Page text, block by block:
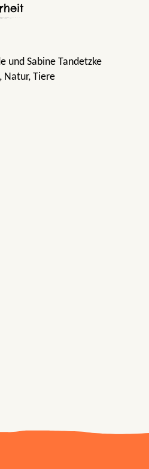
und Sabine Tandetzke
, Natur, Tiere